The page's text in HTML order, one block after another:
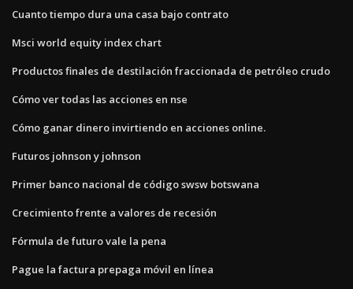
Cuanto tiempo dura una casa bajo contrato
Msci world equity index chart
Productos finales de destilación fraccionada de petróleo crudo
Cómo ver todas las acciones en nse
Cómo ganar dinero invirtiendo en acciones online.
Futuros johnson y johnson
Primer banco nacional de código swsw botswana
Crecimiento frente a valores de recesión
Fórmula de futuro vale la pena
Pague la factura prepaga móvil en línea